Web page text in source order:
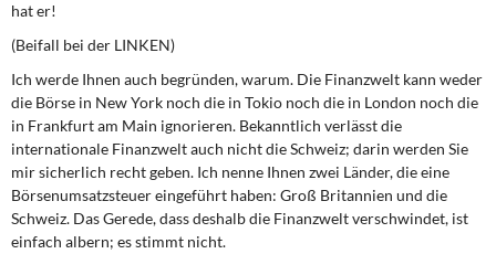
hat er!
(Beifall bei der LINKEN)
Ich werde Ihnen auch begründen, warum. Die Finanzwelt kann weder
die Börse in New York noch die in Tokio noch die in London noch die
in Frankfurt am Main ignorieren. Bekanntlich verlässt die
internationale Finanzwelt auch nicht die Schweiz; darin werden Sie
mir sicherlich recht geben. Ich nenne Ihnen zwei Länder, die eine
Börsenumsatzsteuer eingeführt haben: Groß Britannien und die
Schweiz. Das Gerede, dass deshalb die Finanzwelt verschwindet, ist
einfach albern; es stimmt nicht.